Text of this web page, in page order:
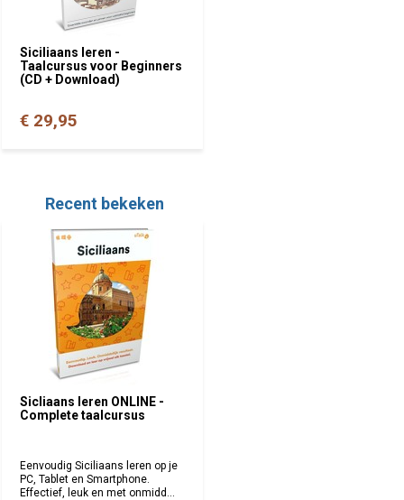
Siciliaans leren -
Taalcursus voor Beginners
(CD + Download)
€ 29,95
Recent bekeken
Sicliaans leren ONLINE -
Complete taalcursus
Eenvoudig Siciliaans leren op je
PC, Tablet en Smartphone.
Effectief, leuk en met onmidd...